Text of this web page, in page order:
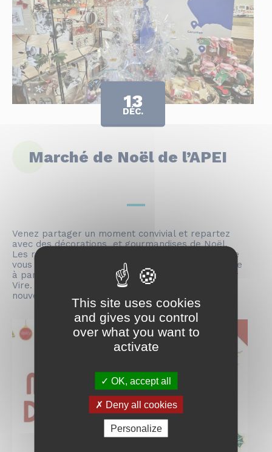
13
DÉC.
Marché de Noël de l’APEI
Venez partager un moment convivial et repartez
avec des décorations et gourmandises de Noël.
Les résidents du Centre Habitat de Condé-sur-Vire
vous donnent rendez-vous le vendredi 13 décembre
à partir de 14h30 au centre d’habitat de Condé sur
Vire. Les bénéfices permettront de proposer de
nouvelles activités aux bénéficiaires.
This site uses cookies
and gives you control
over what you want to
activate
OK, accept all
Deny all cookies
Personalize